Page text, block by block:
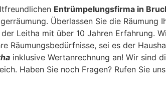
Entrümpelungsfirma in
Überlassen Sie die Räumung
Leitha mit über 10 Jahren Erfahrung.
Räumungsbedürfnisse, sei es der
inklusive Wertanrechnung an! Wir sind
Haben Sie noch Fragen? Rufen Sie